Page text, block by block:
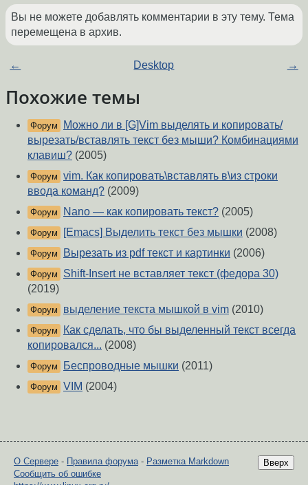
Вы не можете добавлять комментарии в эту тему. Тема
перемещена в архив.
← Desktop →
Похожие темы
Форум
Можно ли в [G]Vim выделять и копировать/
вырезать/вставлять текст без мыши? Комбинациями
клавиш? (2005)
Форум vim. Как копировать\вставлять в\из строки
ввода команд? (2009)
Форум Nano — как копировать текст? (2005)
Форум [Emacs] Выделить текст без мышки (2008)
Форум Вырезать из pdf текст и картинки (2006)
Форум
Shift-Insert не вставляет текст (федора 30)
(2019)
Форум выделение текста мышкой в vim (2010)
Форум
Как сделать, что бы выделенный текст всегда
копировался... (2008)
Форум Беспроводные мышки (2011)
Форум VIM (2004)
Вверх
О Сервере - Правила форума- Разметка Markdown
Сообщить об ошибке